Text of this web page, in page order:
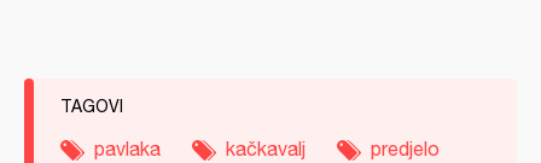
TAGOVI
pavlaka kačkavalj predjelo